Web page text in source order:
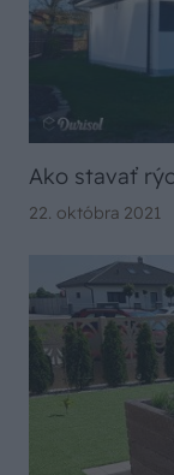
Ako stavať
22. októbra 2021